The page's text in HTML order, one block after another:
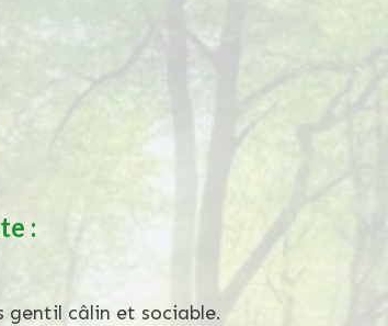
:
gentil câlin et sociable.